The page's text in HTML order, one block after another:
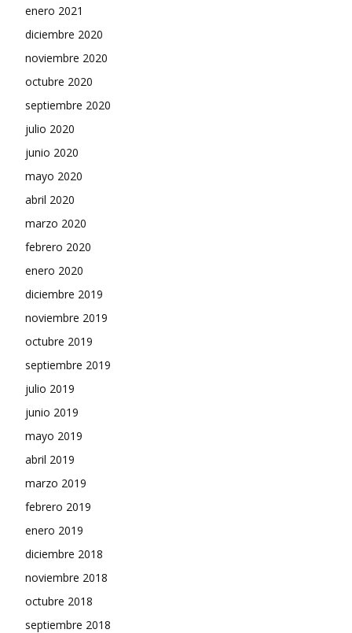
enero 2021
diciembre 2020
noviembre 2020
octubre 2020
septiembre 2020
julio 2020
junio 2020
mayo 2020
abril 2020
marzo 2020
febrero 2020
enero 2020
diciembre 2019
noviembre 2019
octubre 2019
septiembre 2019
julio 2019
junio 2019
mayo 2019
abril 2019
marzo 2019
febrero 2019
enero 2019
diciembre 2018
noviembre 2018
octubre 2018
septiembre 2018